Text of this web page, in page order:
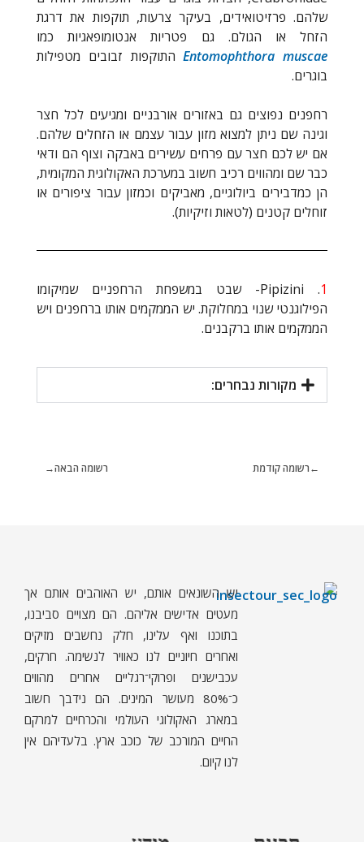
שלהם. פרזיטואידים, בעיקר צרעות, תוקפות את דרגת
הזחל או הגולם. גם פטריות אנטומופאגיות כמו
Entomophthora muscaeהתוקפות זבובים מטפילות
בוגרים.
רחפנים נפוצים גם באזורים אורבניים ומגיעים לכל חצר
וגינה שם ניתן למצוא מזון עבור עצמם או הזחלים שלהם.
אם יש לכם חצר עם פרחים עשירים באבקה וצוף הם ודאי
כבר שם ומהווים רכיב חשוב במערכת האקולוגית המקומית,
הן כמדבירים ביולוגיים, מאביקים וכמזון עבור ציפורים או
זוחלים קטנים (לטאות וזיקיות).
1
. Pipizini- שבט במשפחת הרחפניים שמיקומו
הפילוגנטי שנוי במחלוקת. יש הממקמים אותו ברחפנים ויש
הממקמים אותו ברקבנים.
מקורות נבחרים:
רשומה קודמת רשומה הבאה
ח
רקים - עולם קטן בגדול
חרקים, עכבישים ופרוקי רגליים בישראל. מאות מאמרים בנושאי טבע, אקולוגיה, ביולוגיה ויחסי אדם-חרקים. הפעלות ומשחקים לילדים,
יש השונאים אותם, יש האוהבים אותם אך
מעטים אדישים אליהם. הם מצויים סביבנו,
בתוכנו ואף עלינו, חלק נחשבים מזיקים
ואחרים חיוניים לנו כאוויר לנשימה. חרקים,
עכבישנים ופרוקי־רגליים אחרים מהווים
כ־80% מעושר המינים. הם נידבך חשוב
במארג האקולוגי העולמי והכרחיים למרקם
החיים המורכב של כוכב ארץ. בלעדיהם אין
לנו קיום.